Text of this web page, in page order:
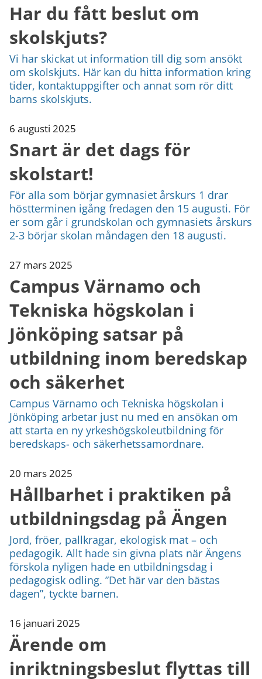
Har du fått beslut om
skolskjuts?
Vi har skickat ut information till dig som ansökt
om skolskjuts. Här kan du hitta information kring
tider, kontaktuppgifter och annat som rör ditt
barns skolskjuts.
6 augusti 2025
Snart är det dags för
skolstart!
För alla som börjar gymnasiet årskurs 1 drar
höstterminen igång fredagen den 15 augusti. För
er som går i grundskolan och gymnasiets årskurs
2-3 börjar skolan måndagen den 18 augusti.
27 mars 2025
Campus Värnamo och
Tekniska högskolan i
Jönköping satsar på
utbildning inom beredskap
och säkerhet
Campus Värnamo och Tekniska högskolan i
Jönköping arbetar just nu med en ansökan om
att starta en ny yrkeshögskoleutbildning för
beredskaps- och säkerhetssamordnare.
20 mars 2025
Hållbarhet i praktiken på
utbildningsdag på Ängen
Jord, fröer, pallkragar, ekologisk mat – och
pedagogik. Allt hade sin givna plats när Ängens
förskola nyligen hade en utbildningsdag i
pedagogisk odling. ”Det här var den bästas
dagen”, tyckte barnen.
16 januari 2025
Ärende om
inriktningsbeslut flyttas till